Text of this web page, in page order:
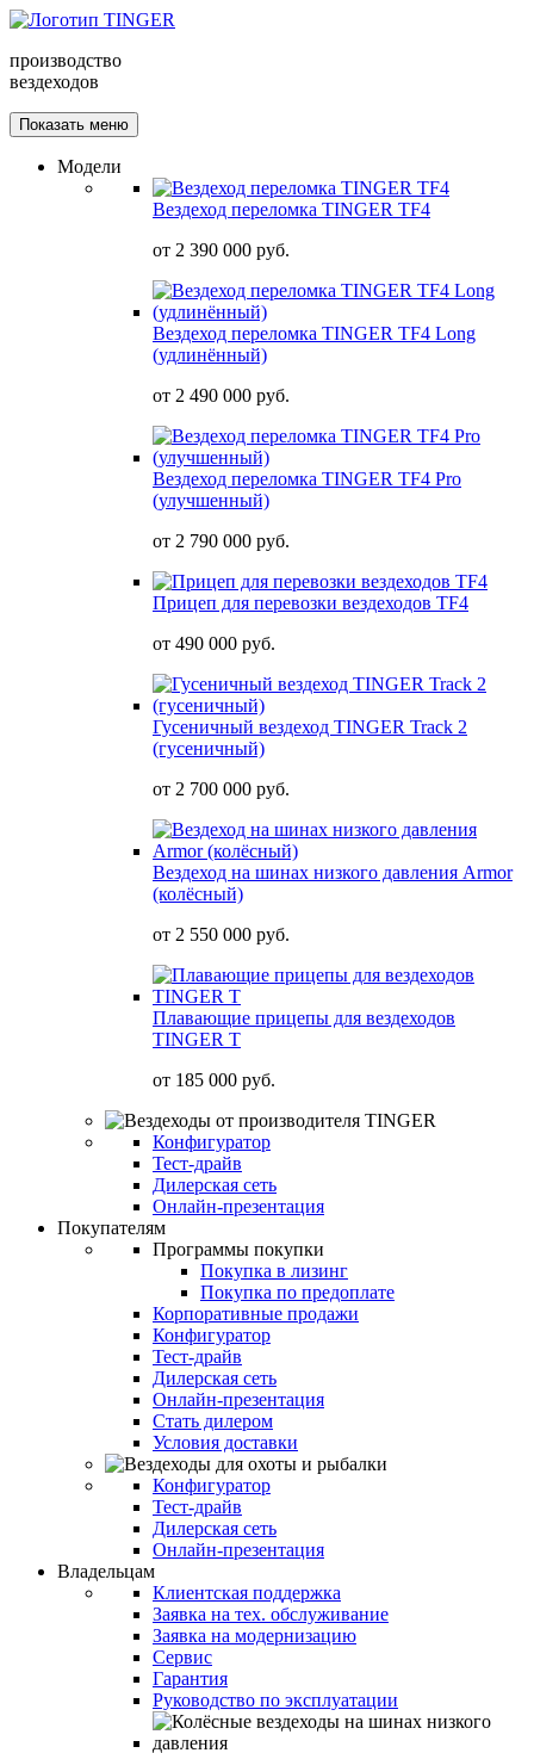
производство
вездеходов
Показать меню
Модели
Вездеход переломка TINGER TF4
от 2 390 000 руб.
Вездеход переломка TINGER TF4 Long
(удлинённый)
от 2 490 000 руб.
Вездеход переломка TINGER TF4 Pro
(улучшенный)
от 2 790 000 руб.
Прицеп для перевозки вездеходов TF4
от 490 000 руб.
Гусеничный вездеход TINGER Track 2
(гусеничный)
от 2 700 000 руб.
Вездеход на шинах низкого давления Armor
(колёсный)
от 2 550 000 руб.
Плавающие прицепы для вездеходов
TINGER T
от 185 000 руб.
Конфигуратор
Тест-драйв
Дилерская сеть
Онлайн-презентация
Покупателям
Программы покупки
Покупка в лизинг
Покупка по предоплате
Корпоративные продажи
Конфигуратор
Тест-драйв
Дилерская сеть
Онлайн-презентация
Стать дилером
Условия доставки
Конфигуратор
Тест-драйв
Дилерская сеть
Онлайн-презентация
Владельцам
Клиентская поддержка
Заявка на тех. обслуживание
Заявка на модернизацию
Сервис
Гарантия
Руководство по эксплуатации